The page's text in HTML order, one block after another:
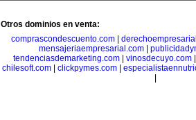
Otros dominios en venta:
comprascondescuento.com
mensajeriaempresarial.com|
tendenciasdemarketing.com| vinosdecuyo.com
chilesoft.com
clickpymes.com